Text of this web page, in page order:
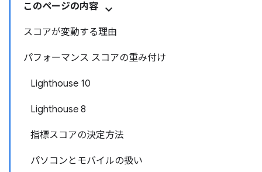
このページの内容
スコアが変動する理由
パフォーマンス スコアの重み付け
Lighthouse 10
Lighthouse 8
指標スコアの決定方法
パソコンとモバイルの扱い